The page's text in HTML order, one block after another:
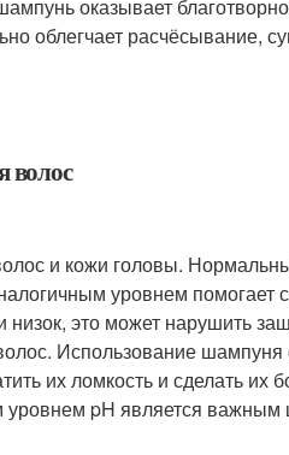
оказывает
облегчает расчёсывание,
волос
и кожи головы.
уровнем помогает
это может нарушить
Использование
их ломкость и сделать их
pH является важным